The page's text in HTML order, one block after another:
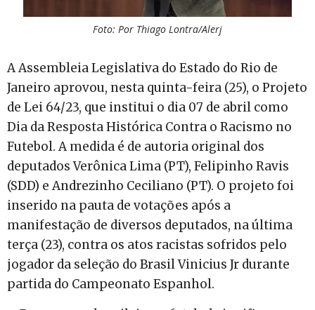
Foto: Por Thiago Lontra/Alerj
A Assembleia Legislativa do Estado do Rio de
Janeiro aprovou, nesta quinta-feira (25), o Projeto
de Lei 64/23, que institui o dia 07 de abril como
Dia da Resposta Histórica Contra o Racismo no
Futebol. A medida é de autoria original dos
deputados Verônica Lima (PT), Felipinho Ravis
(SDD) e Andrezinho Ceciliano (PT). O projeto foi
inserido na pauta de votações após a
manifestação de diversos deputados, na última
terça (23), contra os atos racistas sofridos pelo
jogador da seleção do Brasil Vinicius Jr durante
partida do Campeonato Espanhol.